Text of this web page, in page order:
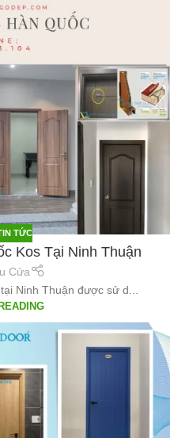
TỨC
Kos Tại Ninh Thuận
Cửa
Ninh Thuận được sử d...